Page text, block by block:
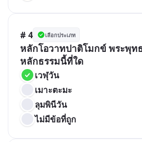
# 4 เลือกประเภท
หลักโอวาทปาติโมกข์ พระพุทธ
หลักธรรมนี้ที่ใด
เวฬุวัน
เมาะตะมะ
ลุมพินีวัน
ไม่มีข้อที่ถูก